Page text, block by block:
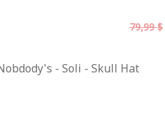
Prix
79,99 $